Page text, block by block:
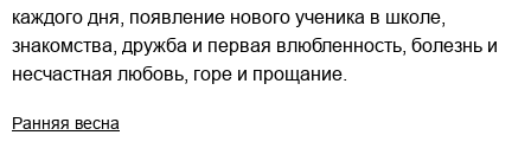
каждого дня, появление нового ученика в школе,
знакомства, дружба и первая влюбленность, болезнь и
несчастная любовь, горе и прощание.
Ранняя весна